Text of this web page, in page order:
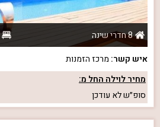
8 חדרי שינה
איש קשר: מרכז הזמנות
מחיר לוילה החל מ:
סופ״שלא עודכן